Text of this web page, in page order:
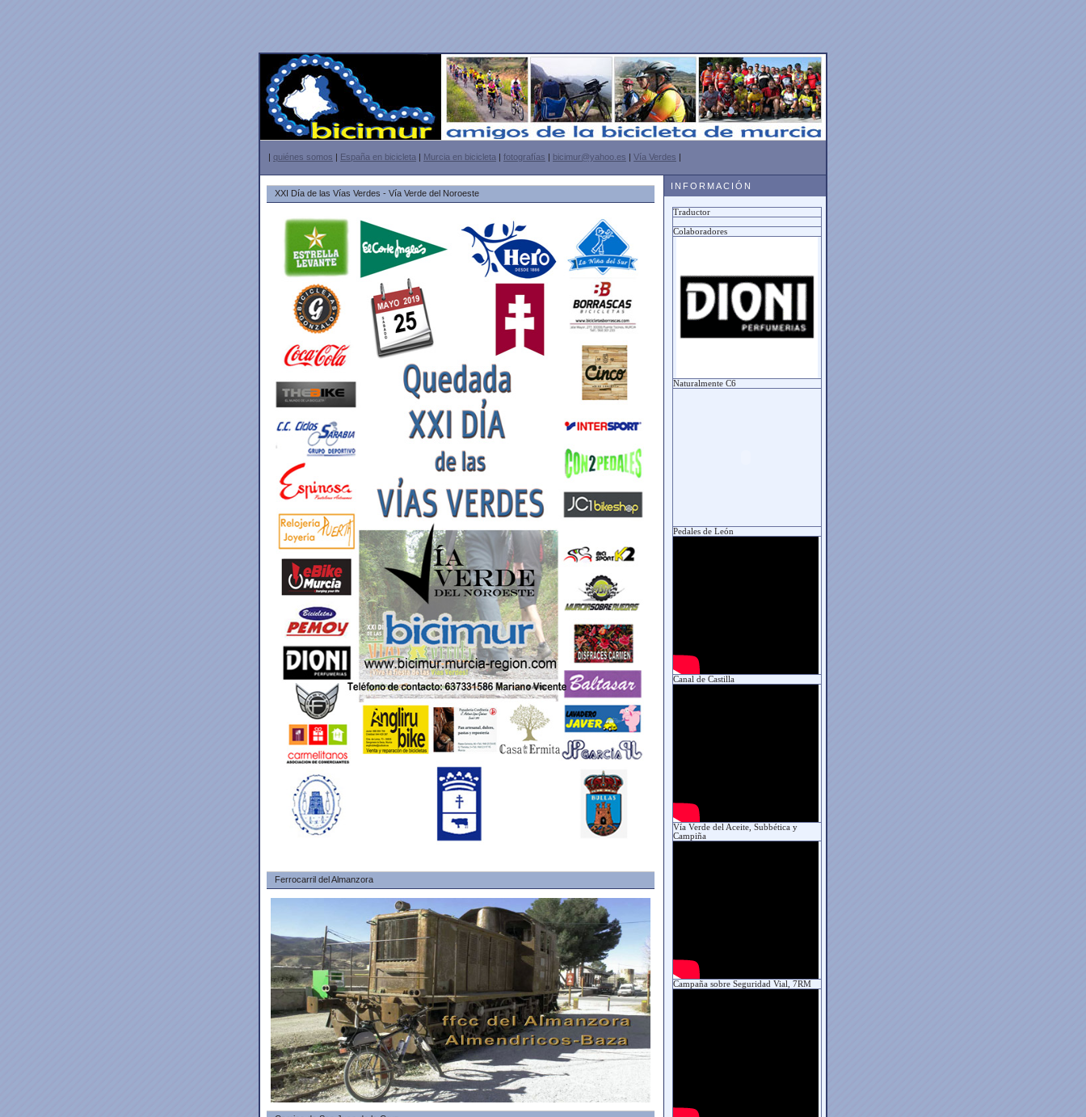
| quiénes somos | España en bicicleta | Murcia en bicicleta | fotografías | bicimur@yahoo.es | Vía Verdes |
XXI Día de las Vías Verdes - Vía Verde del Noroeste
Ferrocarril del Almanzora
INFORMACIÓN
Traductor
Colaboradores
Naturalmente C6
Pedales de León
Canal de Castilla
Vía Verde del Aceite, Subbética y
Campiña
Campaña sobre Seguridad Vial, 7RM